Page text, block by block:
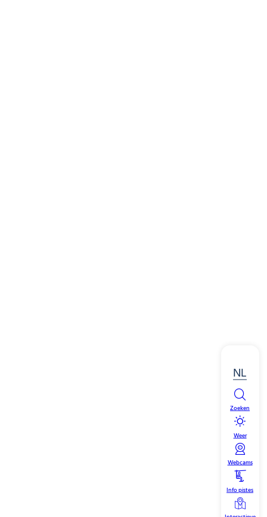
NL
Zoeken
Weer
Webcams
Info pistes